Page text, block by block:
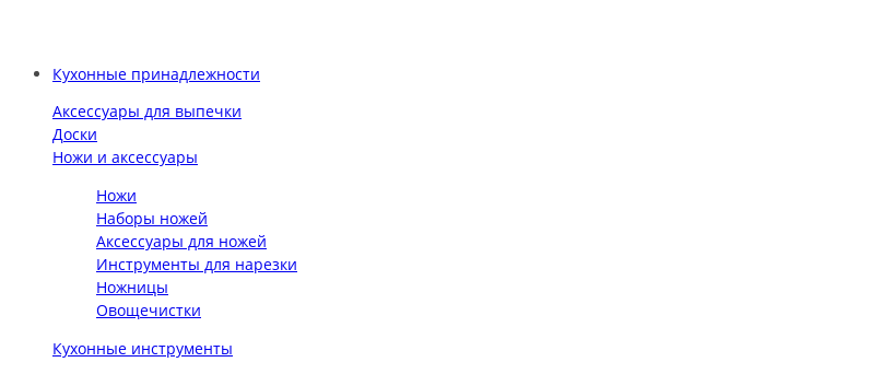
Кухонные принадлежности
Аксессуары для выпечки
Доски
Ножи и аксессуары
Ножи
Наборы ножей
Аксессуары для ножей
Инструменты для нарезки
Ножницы
Овощечистки
Кухонные инструменты